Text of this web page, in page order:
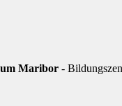
Maribor -